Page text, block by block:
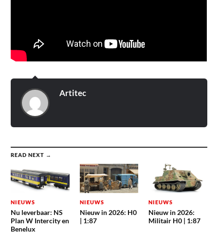
Artitec
READ NEXT →
NIEUWS
Nu leverbaar: NS
Plan W Intercity en
Benelux
NIEUWS
Nieuw in 2026: H0
| 1:87
NIEUWS
Nieuw in 2026:
Militair H0 | 1:87